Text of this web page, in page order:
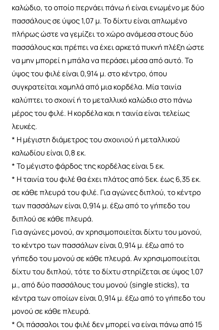
καλώδιο, το οποίο περνάει πάνω ή είναι ενωμένο με δύο
πασσάλους σε ύψος 1,07 μ. Το δίχτυ είναι απλωμένο
πλήρως ώστε να γεμίζει το χώρο ανάμεσα στους δύο
πασσάλους και πρέπει να έχει αρκετά πυκνή πλέξη ώστε
να μην μπορεί η μπάλα να περάσει μέσα από αυτό. Το
ύψος του φιλέ είναι 0,914 μ. στο κέντρο, όπου
συγκρατείται χαμηλά από μια κορδέλα. Μία ταινία
καλύπτει το σχοινί ή το μεταλλικό καλώδιο στο πάνω
μέρος του φιλέ. Η κορδέλα και η ταινία είναι τελείως
λευκές.
* Η μέγιστη διάμετρος του σχοινιού ή μεταλλικού
καλωδίου είναι 0,8 εκ.
* Το μέγιστο φάρδος της κορδέλας είναι 5 εκ.
* Η ταινία του φιλέ θα έχει πλάτος από 5εκ. έως 6,35 εκ.
σε κάθε πλευρά του φιλέ. Για αγώνες διπλού, το κέντρο
των πασσάλων είναι 0,914 μ. έξω από το γήπεδο του
διπλού σε κάθε πλευρά.
Για αγώνες μονού, αν χρησιμοποιείται δίχτυ του μονού,
το κέντρο των πασσάλων είναι 0,914 μ. έξω από το
γήπεδο του μονού σε κάθε πλευρά. Αν χρησιμοποιείται
δίχτυ του διπλού, τότε το δίχτυ στηρίζεται σε ύψος 1,07
μ., από δύο πασσάλους του μονού (single sticks), τα
κέντρα των οποίων είναι 0,914 μ. έξω από το γήπεδο του
μονού σε κάθε πλευρά.
* Οι πάσσαλοι του φιλέ δεν μπορεί να είναι πάνω από 15